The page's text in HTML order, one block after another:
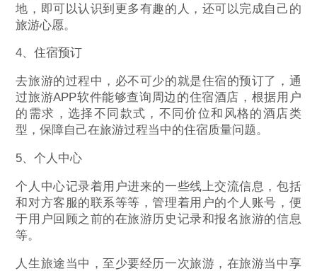
地，即可以认识到更多有趣的人，还可以完成自己的
旅游心愿。
4、住宿预订
去旅游的过程中，必不可少的就是住宿的预订了，通
过旅游APP软件能够查询周边的住宿酒店，根据用户
的需求，选择不同款式，不同价位和风格的酒店类
型，保障自己在旅游过程当中的住宿质量问题。
5、个人中心
个人中心记录着用户进来的一些线上交流信息，包括
和对方客服的联系等等，管理着用户的个人账号，便
于用户回顾之前的在旅游历史记录和报名旅游的信息
等。
人生旅途当中，至少要经历一次旅游，在旅游当中享